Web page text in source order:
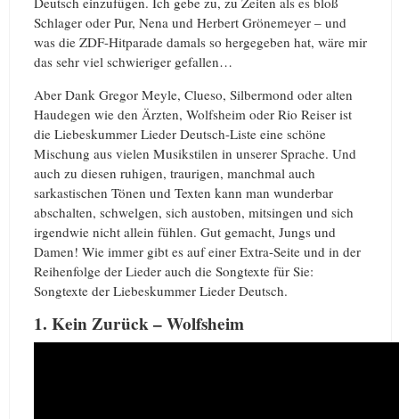
Schlager oder Pur, Nena und Herbert Grönemeyer – und
was die ZDF-Hitparade damals so hergegeben hat, wäre mir
das sehr viel schwieriger gefallen…
Aber Dank Gregor Meyle, Clueso, Silbermond oder alten
Haudegen wie den Ärzten, Wolfsheim oder Rio Reiser ist
die Liebeskummer Lieder Deutsch-Liste eine schöne
Mischung aus vielen Musikstilen in unserer Sprache. Und
auch zu diesen ruhigen, traurigen, manchmal auch
sarkastischen Tönen und Texten kann man wunderbar
abschalten, schwelgen, sich austoben, mitsingen und sich
irgendwie nicht allein fühlen. Gut gemacht, Jungs und
Damen! Wie immer gibt es auf einer Extra-Seite und in der
Reihenfolge der Lieder auch die Songtexte für Sie:
Songtexte der Liebeskummer Lieder Deutsch.
1. Kein Zurück – Wolfsheim